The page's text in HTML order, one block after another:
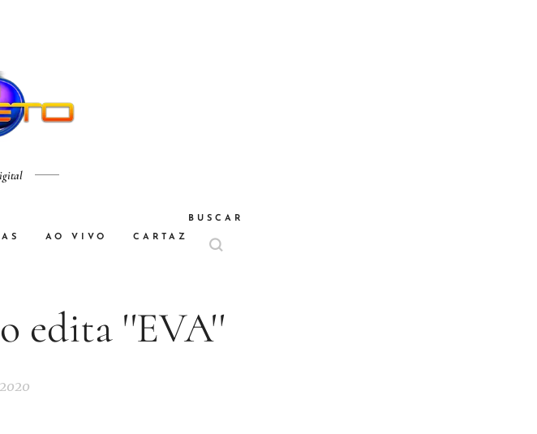
AO VIVO CARTAZ
BUSCAR
edita ''EVA''